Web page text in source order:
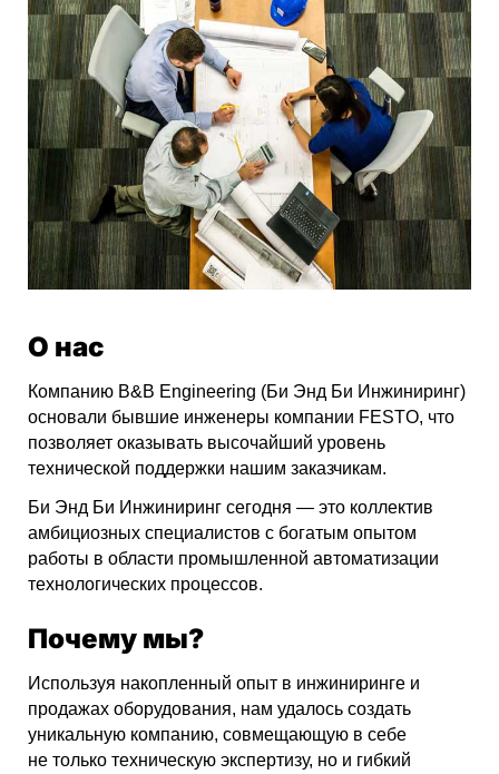
О нас
Компанию B&B Engineering (Би Энд Би Инжиниринг)
основали бывшие инженеры компании FESTO, что
позволяет оказывать высочайший уровень
технической поддержки нашим заказчикам.
Би Энд Би Инжиниринг сегодня — это коллектив
амбициозных специалистов с богатым опытом
работы в области промышленной автоматизации
технологических процессов.
Почему мы?
Используя накопленный опыт в инжиниринге и
продажах оборудования, нам удалось создать
уникальную компанию, совмещающую в себе
не только техническую экспертизу, но и гибкий